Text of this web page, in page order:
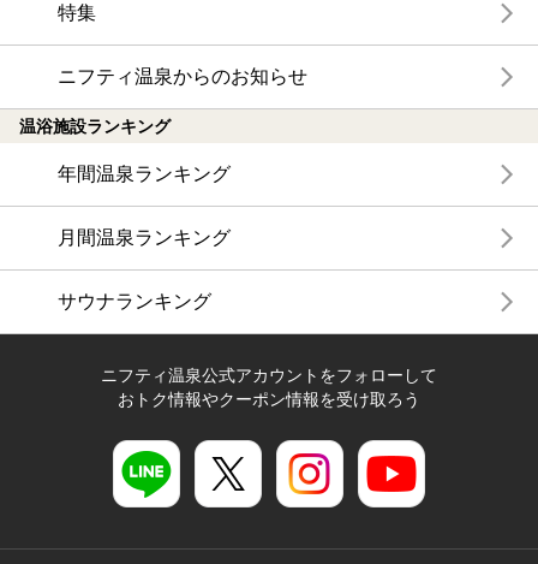
特集
ニフティ温泉からのお知らせ
温浴施設ランキング
年間温泉ランキング
月間温泉ランキング
サウナランキング
ニフティ温泉公式アカウントをフォローして
おトク情報やクーポン情報を受け取ろう